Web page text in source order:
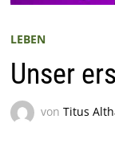
LEBEN
Unser
von Titus